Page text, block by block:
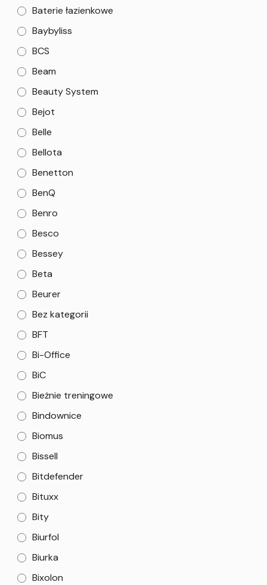
Baterie łazienkowe
Baybyliss
BCS
Beam
Beauty System
Bejot
Belle
Bellota
Benetton
BenQ
Benro
Besco
Bessey
Beta
Beurer
Bez kategorii
BFT
Bi-Office
BiC
Bieżnie treningowe
Bindownice
Biomus
Bissell
Bitdefender
Bituxx
Bity
Biurfol
Biurka
Bixolon